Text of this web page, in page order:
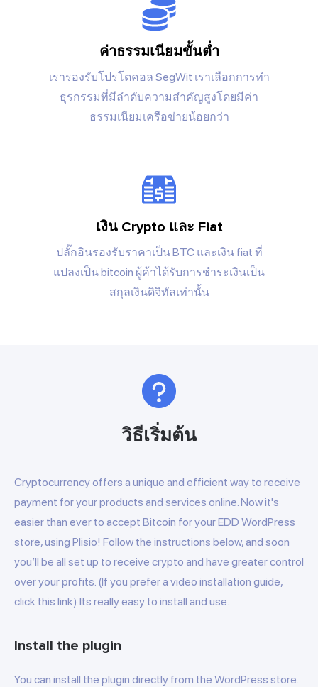
ค่าธรรมเนียมขั้นต่ำ
เรารองรับโปรโตคอล SegWit เราเลือกการทำ
ธุรกรรมที่มีลำดับความสำคัญสูงโดยมีค่า
ธรรมเนียมเครือข่ายน้อยกว่า
เงิน Crypto และ Fiat
ปลั๊กอินรองรับราคาเป็น BTC และเงิน fiat ที่
แปลงเป็น bitcoin ผู้ค้าได้รับการชำระเงินเป็น
สกุลเงินดิจิทัลเท่านั้น
วิธีเริ่มต้น
Cryptocurrency offers a unique and efficient way to receive
payment for your products and services online. Now it's
easier than ever to accept Bitcoin for your EDD WordPress
store, using Plisio! Follow the instructions below, and soon
you’ll be all set up to receive crypto and have greater control
over your profits. (If you prefer a video installation guide,
click this link) Its really easy to install and use.
Install the plugin
You can install the plugin directly from the WordPress store.